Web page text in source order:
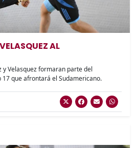
AL
y Velasquez formaran parte del
17 que afrontará el Sudamericano.